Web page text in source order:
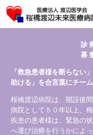
診
募
「救急患者様を断らない
助ける」を合言葉にチー
桜橋渡辺病院は、開設後
病院として５０年以上、
疾患の患者様は、緊急の
へ運び治療を行うかによ